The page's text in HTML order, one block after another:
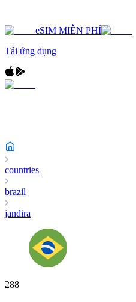
eSIM MIỄN PHÍ
Tải ứng dụng
countries
brazil
jandira
288